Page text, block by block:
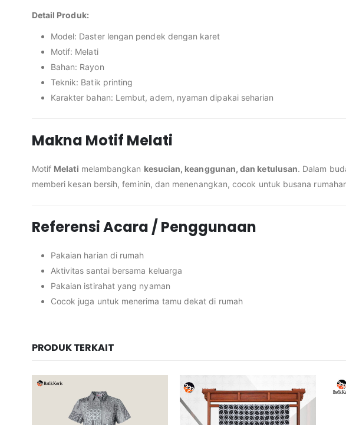
Detail Produk:
Model: Daster lengan pendek dengan karet
Motif: Melati
Bahan: Rayon
Teknik: Batik printing
Karakter bahan: Lembut, adem, nyaman dipakai seharian
Makna Motif Melati
Motif Melati melambangkan kesucian, keanggunan, dan ketulusan. Dalam
memberi kesan bersih, feminin, dan menenangkan, cocok untuk busana
Referensi Acara / Penggunaan
Pakaian harian di rumah
Aktivitas santai bersama keluarga
Pakaian istirahat yang nyaman
Cocok juga untuk menerima tamu dekat di rumah
PRODUK TERKAIT